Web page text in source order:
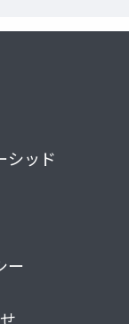
シッド
ー